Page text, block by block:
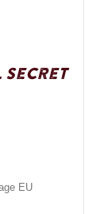
Secret
EU